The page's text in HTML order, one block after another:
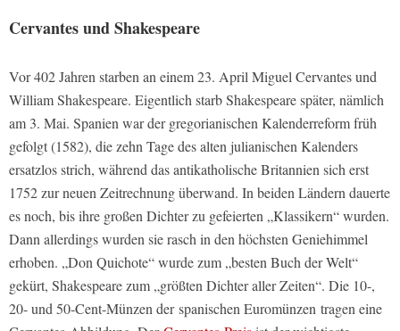
Cervantes und Shakespeare
Vor 402 Jahren starben an einem 23. April Miguel Cervantes und
William Shakespeare. Eigentlich starb Shakespeare später, nämlich
am 3. Mai. Spanien war der gregorianischen Kalenderreform früh
gefolgt (1582), die zehn Tage des alten julianischen Kalenders
ersatzlos strich, während das antikatholische Britannien sich erst
1752 zur neuen Zeitrechnung überwand. In beiden Ländern dauerte
es noch, bis ihre großen Dichter zu gefeierten „Klassikern“ wurden.
Dann allerdings wurden sie rasch in den höchsten Geniehimmel
erhoben. „Don Quichote“ wurde zum „besten Buch der Welt“
gekürt, Shakespeare zum „größten Dichter aller Zeiten“. Die 10-,
20- und 50-Cent-Münzen der spanischen Euromünzen tragen eine